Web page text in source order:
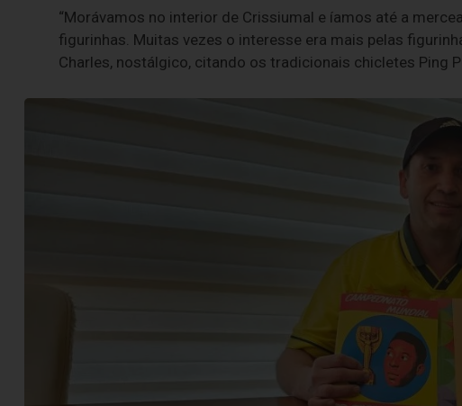
“Morávamos no interior de Crissiumal e íamos até a
figurinhas. Muitas vezes o interesse era mais pelas
Charles, nostálgico, citando os tradicionais chicletes Ping